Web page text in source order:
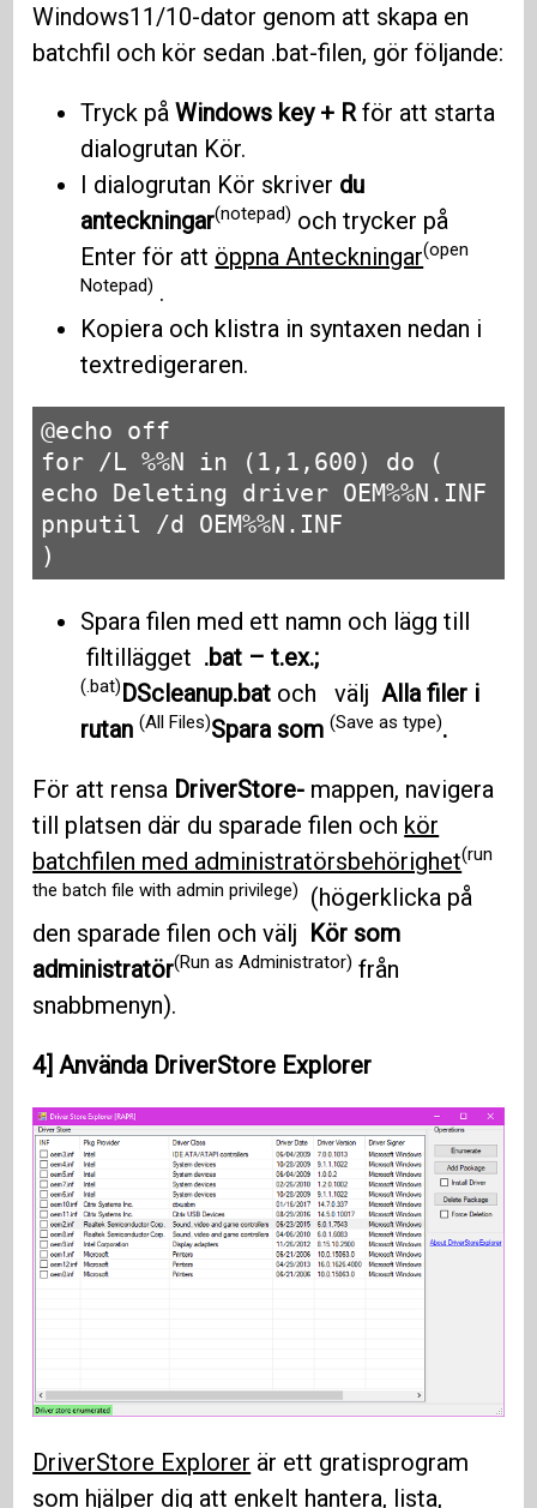
Windows11/10-dator genom att skapa en
batchfil och kör sedan .bat-filen, gör följande:
Tryck påWindows key + R för att starta
dialogrutan Kör.
I dialogrutan Kör skriver du
anteckningar(notepad) och trycker på
Enter för att öppna Anteckningar(open
Notepad) .
Kopiera och klistra in syntaxen nedan i
textredigeraren.
@echo off
for /L %%N in (1,1,600) do (
echo Deleting driver OEM%%N.INF
pnputil /d OEM%%N.INF
)
Spara filen med ett namn och lägg till
filtillägget .bat – t.ex.;
(.bat)DScleanup.bat och välj Alla filer i
rutan(All Files)Spara som(Save as type).
För att rensa DriverStore- mappen, navigera
till platsen där du sparade filen och kör
batchfilen med administratörsbehörighet(run
the batch file with admin privilege)
(högerklicka på
den sparade filen och välj Kör som
administratör(Run as Administrator) från
snabbmenyn).
4] Använda DriverStore Explorer
DriverStore Explorer är ett gratisprogram
som hjälper dig att enkelt hantera, lista,